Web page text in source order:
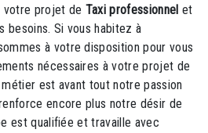
votre projet de Taxi professionnel et
besoins. Si vous habitez à
à votre disposition pour vous
nécessaires à votre projet de
est avant tout notre passion
encore plus notre désir de
est qualifiée et travaille avec